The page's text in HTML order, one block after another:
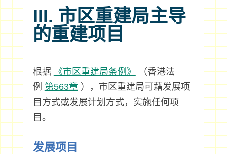
III. 市区重建局主导
的重建项目
根据 《市区重建局条例》
（香港法
例 第563章），市区重建局可藉发展项
目方式或发展计划方式，实施任何项
目。
发展项目